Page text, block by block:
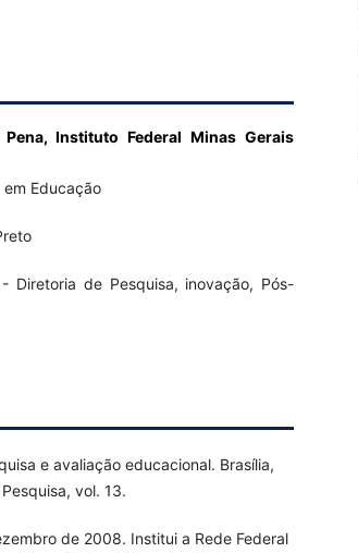
Pena,Instituto Federal Minas Gerais
Educação
Diretoria de Pesquisa, inovação, Pós-
e avaliação educacional. Brasília,
vol. 13.
de 2008. Institui a Rede Federal